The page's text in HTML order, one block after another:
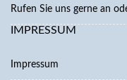
Rufen Sie uns gerne an
IMPRESSUM
Impressum